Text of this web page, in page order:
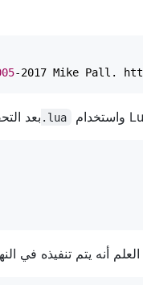
بعد 1.lua